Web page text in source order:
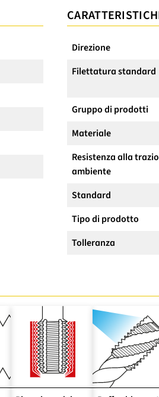
Direzione
Filettatura standard
Gruppo di prodotti
Materiale
Resistenza alla
ambiente
Standard
Tipo di prodotto
Tolleranza